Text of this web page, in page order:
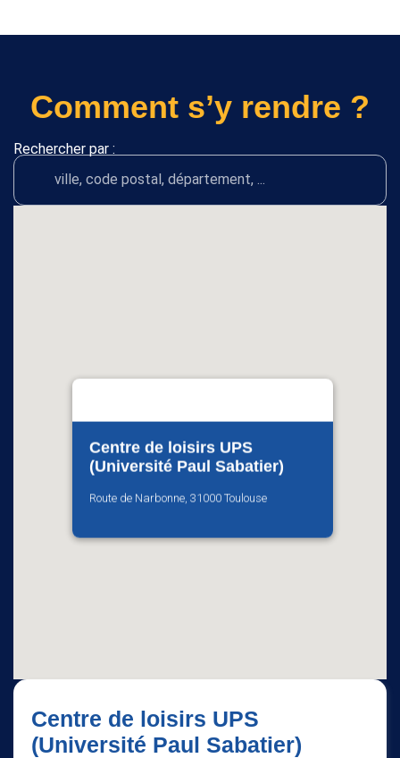
Comment s’y rendre ?
Rechercher par :
Centre de loisirs UPS
(Université Paul Sabatier)
Route de Narbonne, 31000 Toulouse
Centre de loisirs UPS
(Université Paul Sabatier)